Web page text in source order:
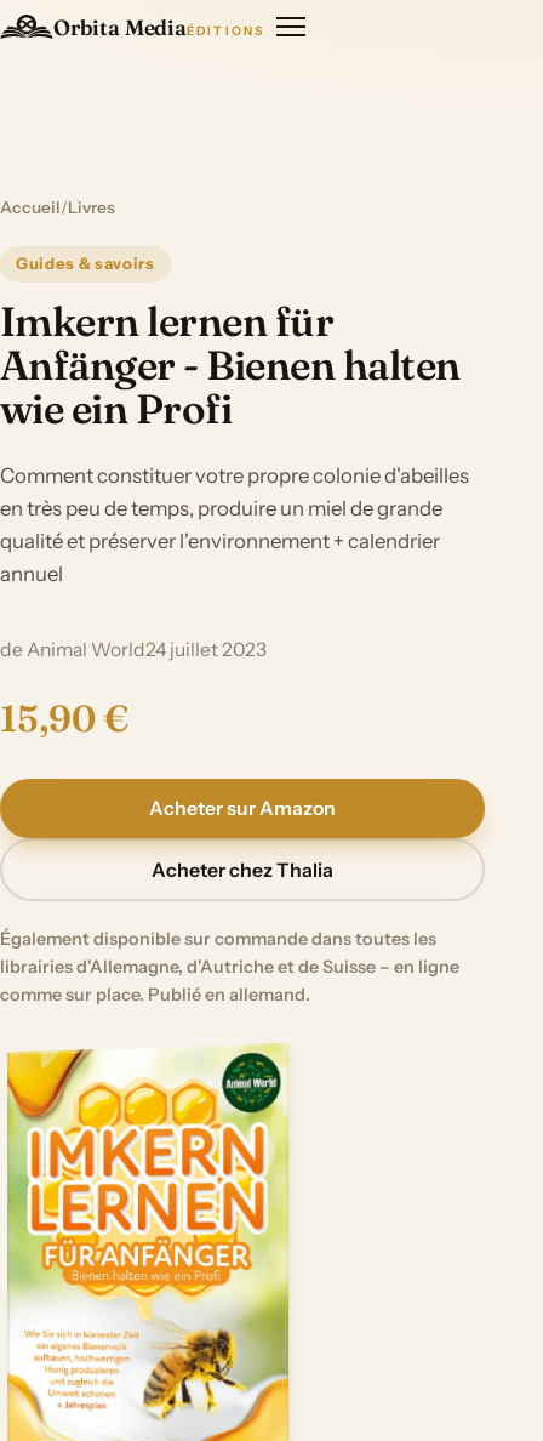
Orbita MediaÉDITIONS
Accueil/Livres
Guides & savoirs
Imkern lernen für
Anfänger - Bienen halten
wie ein Profi
Comment constituer votre propre colonie d'abeilles
en très peu de temps, produire un miel de grande
qualité et préserver l'environnement + calendrier
annuel
de Animal World24 juillet 2023
15,90 €
Acheter sur Amazon
Acheter chez Thalia
Également disponible sur commande dans toutes les
librairies d'Allemagne, d'Autriche et de Suisse – en ligne
comme sur place. Publié en allemand.